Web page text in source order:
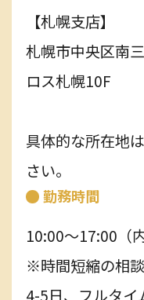
【札幌支店】
札幌市中央区南
ロス札幌10F
具体的な所在地は
さい。
勤務時間
10:00～17:00（
※時間短縮の相
4-5日、フルタイ